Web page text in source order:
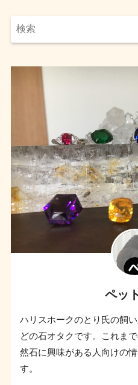
ペッ
ハリスホークのとり氏の飼
どの石オタクです。これま
然石に興味がある人向けの
す。